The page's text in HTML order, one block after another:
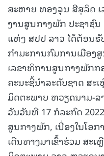
ສະຫາຍ ທອງລຸນ ສີສຸລິດ
ງານສູນກາງພັກ ປະຊາຊົ
ແຫ່ງ ສປປ ລາວ ໄດ້ຕ້ອນ
ກຳມະການກົມການເມືອງ
ເລຂາທິການສູນກາງພັກ
ຄະນະຊີ້ນຳລະດັບຊາດ ສະ
ມິດຕະພາບ ຫວຽດນາມ-ລ
ວັນວັນທີ 17 ກໍລະກົດ
ສູນກາງພັກ, ເນື່ອງໃນໂອ
ເດີນທາງມາເຂົ້າຮ່ວມ ສະ